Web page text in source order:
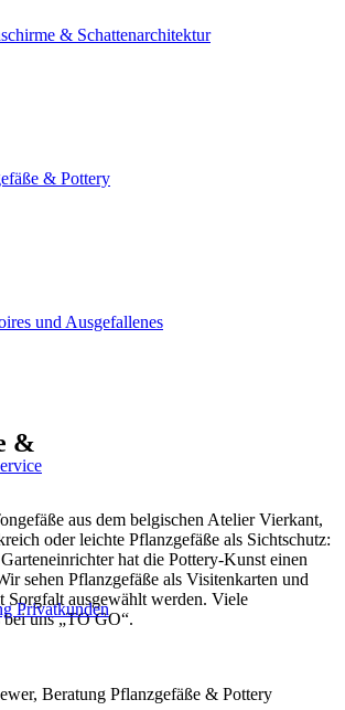
& Schattenarchitektur
& Pottery
und Ausgefallenes
Privatkunden
&
aus dem belgischen Atelier Vierkant,
oder leichte Pflanzgefäße als Sichtschutz:
hat die Pottery-Kunst einen
sehen Pflanzgefäße als Visitenkarten und
Sorgfalt ausgewählt werden. Viele
uns „TO GO“.
Beratung Pflanzgefäße & Pottery